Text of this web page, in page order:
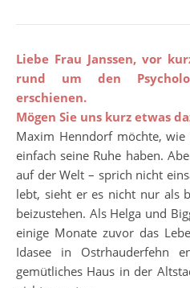
Liebe Frau Janssen, vor
rund um den
erschienen.
Mögen Sie uns kurz etwas
Maxim Henndorf möchte,
einfach seine Ruhe haben.
auf der Welt – sprich nicht
lebt, sieht er es nicht nur als
beizustehen. Als Helga und
einige Monate zuvor das
Idasee in Ostrhauderfehn
gemütliches Haus in der